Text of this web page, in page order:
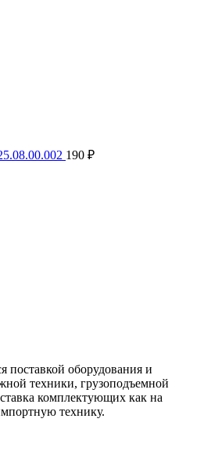
190 ₽
поставкой оборудования и
техники, грузоподъемной
комплектующих как на
технику.